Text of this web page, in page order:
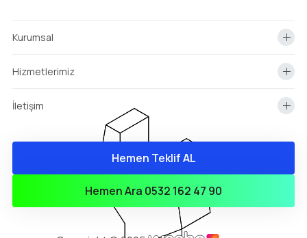
Kurumsal
Hizmetlerimiz
İletişim
Hemen Teklif AL
Hemen Ara 0532 162 47 90
info@yonepoksi.com
0(532) 162 47 90